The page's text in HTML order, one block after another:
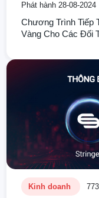
Phát hành 28-08-2024
Chương Trình Tiếp
Vàng Cho Các Đối
Kinh doanh